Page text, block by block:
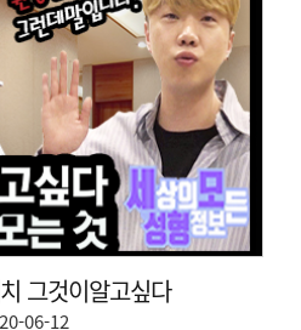
그것이알고싶다
06-12